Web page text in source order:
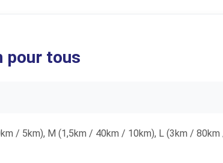
pour tous
/ 5km), M (1,5km / 40km / 10km), L (3km / 80km